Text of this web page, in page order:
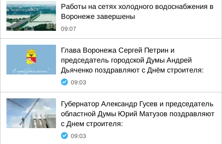
Работы на сетях холодного водоснабжения в
Воронеже завершены
09:07
Глава Воронежа Сергей Петрин и
председатель городской Думы Андрей
Дьяченко поздравляют с Днём строителя:
09:03
Губернатор Александр Гусев и председатель
областной Думы Юрий Матузов поздравляют
с Днем строителя:
09:03